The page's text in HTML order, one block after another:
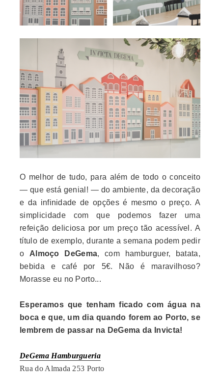
O melhor de tudo, para além de todo o conceito
— que está genial! — do ambiente, da decoração
e da infinidade de opções é mesmo o preço. A
simplicidade com que podemos fazer uma
refeição deliciosa por um preço tão acessível. A
título de exemplo, durante a semana podem pedir
o Almoço DeGema, com hamburguer, batata,
bebida e café por 5€. Não é maravilhoso?
Morasse eu no Porto...
Esperamos que tenham ficado com água na
boca e que, um dia quando forem ao Porto, se
lembrem de passar na DeGema da Invicta!
DeGema Hamburgueria
Rua do Almada 253 Porto